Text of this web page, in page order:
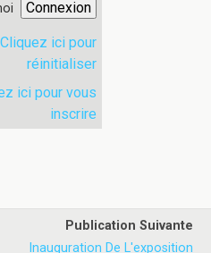
Cliquez ici pour
réinitialiser
ici pour vous
inscrire
Publication Suivante
Inauguration De L'exposition